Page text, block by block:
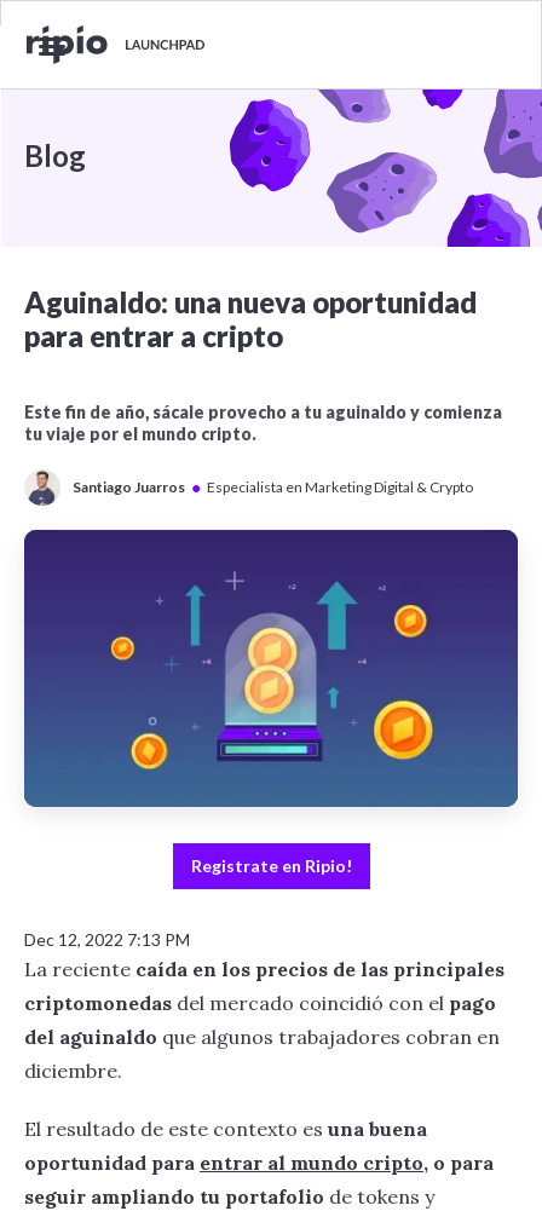
Blog
Aguinaldo: una nueva oportunidad
para entrar a cripto
Este fin de año, sácale provecho a tu aguinaldo y comienza
tu viaje por el mundo cripto.
Santiago Juarros ● Especialista en Marketing Digital & Crypto
Registrate en Ripio!
Dec 12, 2022 7:13 PM
La reciente caída en los precios de las principales
criptomonedas del mercado coincidió con el pago
del aguinaldo que algunos trabajadores cobran en
diciembre.
El resultado de este contexto es una buena
oportunidad para entrar al mundo cripto, o para
seguir ampliando tu portafolio de tokens y